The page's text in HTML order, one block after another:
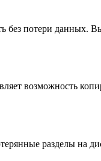
без потери данных.
возможность
разделы на